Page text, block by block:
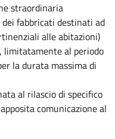
straordinaria
fabbricati destinati ad
alle abitazioni)
limitatamente al periodo
la durata massima di
al rilascio di specifico
comunicazione al